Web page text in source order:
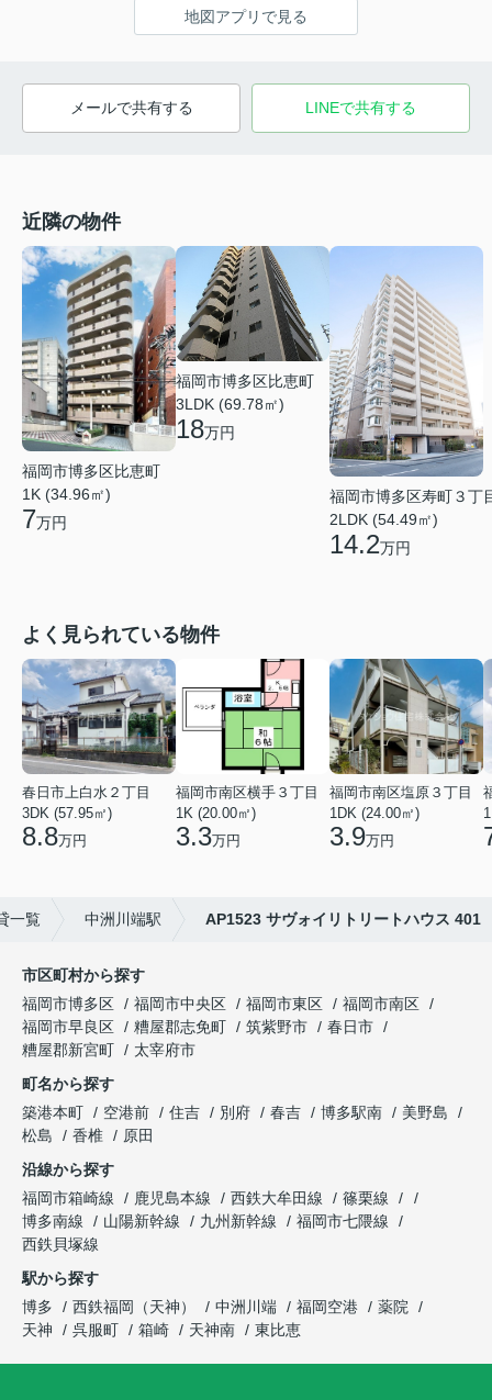
地図アプリで見る
メールで共有する LINEで共有する
近隣の物件
福岡市博多区比恵町
1K (34.96㎡)
7万円
福岡市博多区比恵町
3LDK (69.78㎡)
18万円
福岡市博多区寿町３丁
2LDK (54.49㎡)
14.2万円
よく見られている物件
春日市上白水２丁目
3DK (57.95㎡)
8.8万円
福岡市南区横手３丁目
1K (20.00㎡)
3.3万円
福岡市南区塩原３丁目
1DK (24.00㎡)
3.9万円
一覧 中洲川端駅 AP1523 サヴォイリトリートハウス 401
市区町村から探す
福岡市博多区
福岡市中央区 福岡市東区
福岡市南区
福岡市早良区
糟屋郡志免町 筑紫野市
春日市
糟屋郡新宮町
太宰府市
町名から探す
築港本町
空港前 住吉 別府 春吉 博多駅南
美野島
松島
香椎
原田
沿線から探す
福岡市箱崎線
鹿児島本線 西鉄大牟田線
篠栗線
博多南線
山陽新幹線 九州新幹線
福岡市七隈線
西鉄貝塚線
駅から探す
博多
西鉄福岡（天神） 中洲川端 福岡空港
薬院
天神
呉服町 箱崎 天神南 東比恵